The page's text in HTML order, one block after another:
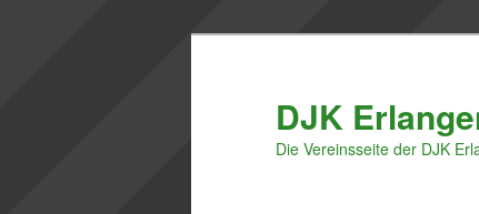
DJK
Die Vereinsseite der DJK